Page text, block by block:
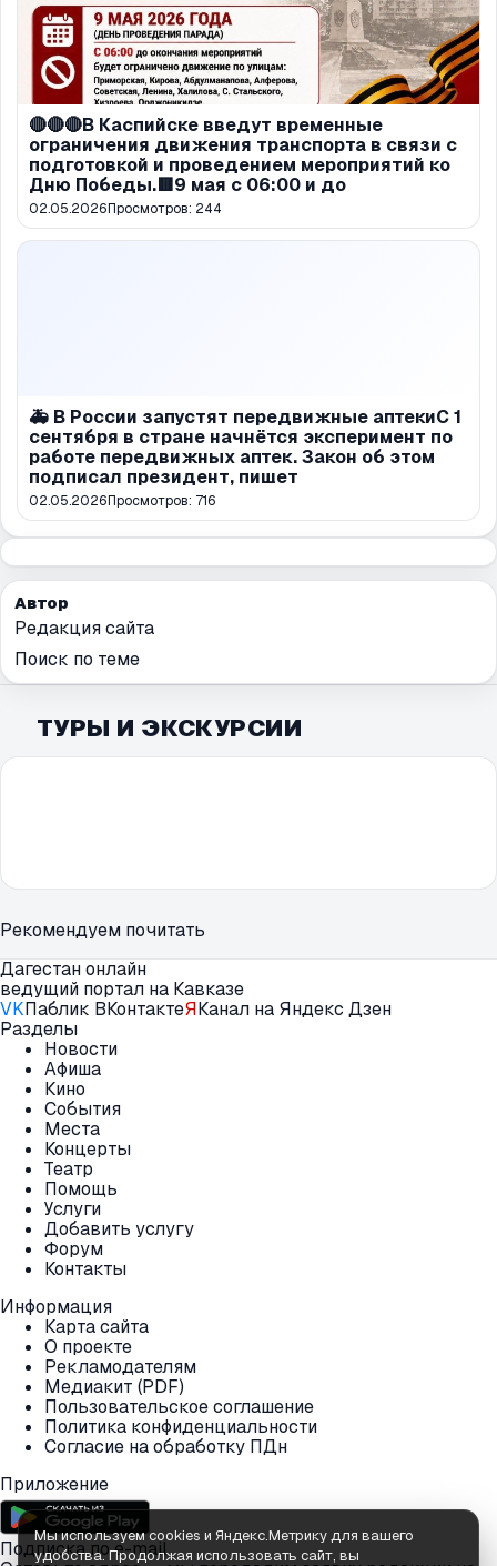
🔴🔴🔴В Каспийске введут временные
ограничения движения транспорта в связи с
подготовкой и проведением мероприятий ко
Дню Победы.🟥9 мая с 06:00 и до
02.05.2026Просмотров: 244
🚑 В России запустят передвижные аптекиС 1
сентября в стране начнётся эксперимент по
работе передвижных аптек. Закон об этом
подписал президент, пишет
02.05.2026Просмотров: 716
Автор
Редакция сайта
Поиск по теме
ТУРЫ И ЭКСКУРСИИ
Рекомендуем почитать
Дагестан онлайн
ведущий портал на Кавказе
VKПаблик ВКонтактеЯКанал на Яндекс Дзен
Разделы
Новости
Афиша
Кино
События
Места
Концерты
Театр
Помощь
Услуги
Добавить услугу
Форум
Контакты
Информация
Карта сайта
О проекте
Рекламодателям
Медиакит (PDF)
Пользовательское соглашение
Политика конфиденциальности
Согласие на обработку ПДн
Приложение
Подписка по e-mail
Мы используем cookies и Яндекс.Метрику для вашего
удобства. Продолжая использовать сайт, вы